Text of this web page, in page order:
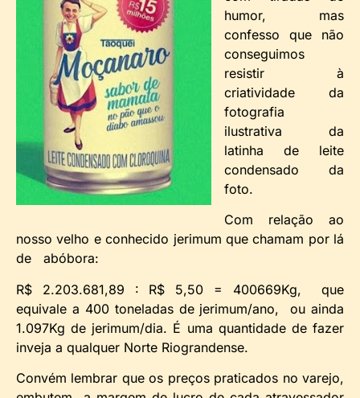
humor, mas
confesso que não
conseguimos
resistir à
criatividade da
fotografia
ilustrativa da
latinha de leite
condensado da
foto.
Com relação ao
nosso velho e conhecido jerimum que chamam por lá
de abóbora:
R$ 2.203.681,89 : R$ 5,50 = 400669Kg, que
equivale a 400 toneladas de jerimum/ano, ou ainda
1.097Kg de jerimum/dia. É uma quantidade de fazer
inveja a qualquer Norte Riograndense.
Convém lembrar que os preços praticados no varejo,